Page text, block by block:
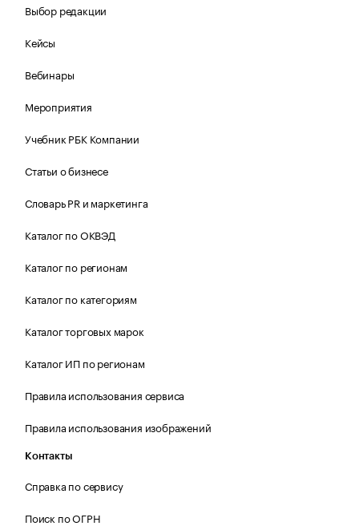
Выбор редакции
Кейсы
Вебинары
Мероприятия
Учебник РБК Компании
Статьи о бизнесе
Словарь PR и маркетинга
Каталог по ОКВЭД
Каталог по регионам
Каталог по категориям
Каталог торговых марок
Каталог ИП по регионам
Правила использования сервиса
Правила использования изображений
Контакты
Справка по сервису
Поиск по ОГРН